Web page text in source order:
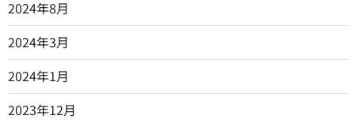
2024年8月
2024年3月
2024年1月
2023年12月